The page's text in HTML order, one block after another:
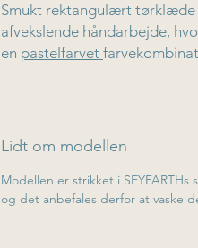
Smukt rektangulært tørklæde
afvekslende håndarbejde,
en pastelfarvet
Modellen er strikket på
Lidt om modellen
Modellen er strikket i
og det anbefales derfor at vaske